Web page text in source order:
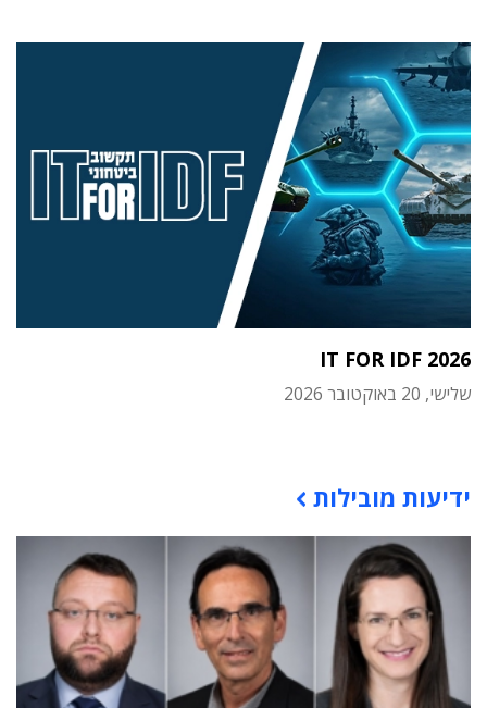
IT FOR IDF 2026
שלישי, 20 באוקטובר 2026
ידיעות מובילות